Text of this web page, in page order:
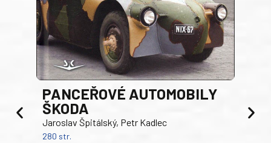
PANCEŘOVÉ AUTOMOBILY
ŠKODA
Jaroslav Špitálský, Petr Kadlec
280 str.